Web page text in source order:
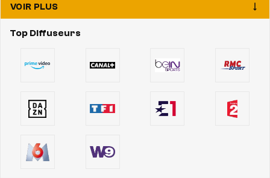
VOIR PLUS
Top Diffuseurs